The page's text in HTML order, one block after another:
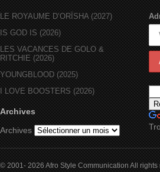
LE ROYAUME D’ORÏSHA (2027)
IS GOD IS (2026)
LES VACANCES DE GOLO &
RITCHIE (2026)
YOUNGBLOOD (2025)
I LOVE BOOSTERS (2026)
Archives
Archives
© 2001- 2026 Afro Style Communication All rights